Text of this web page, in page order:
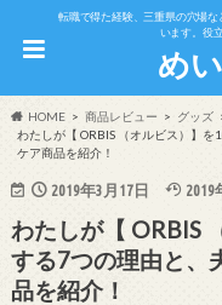
転職で得た経験、三重県の穴場
います。役
め
HOME 商品レビュー
グッズ
わたしが【 ORBIS （オルビス）】
ケア商品を紹介！
2019年3月17日 2019
わたしが【 ORBIS
する7つの理由と、
品を紹介！